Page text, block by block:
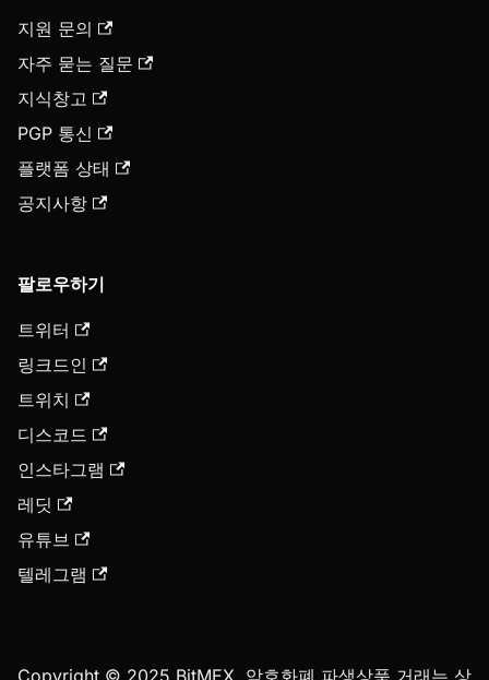
지원 문의
자주 묻는 질문
지식창고
PGP 통신
플랫폼 상태
공지사항
팔로우하기
트위터
링크드인
트위치
디스코드
인스타그램
레딧
유튜브
텔레그램